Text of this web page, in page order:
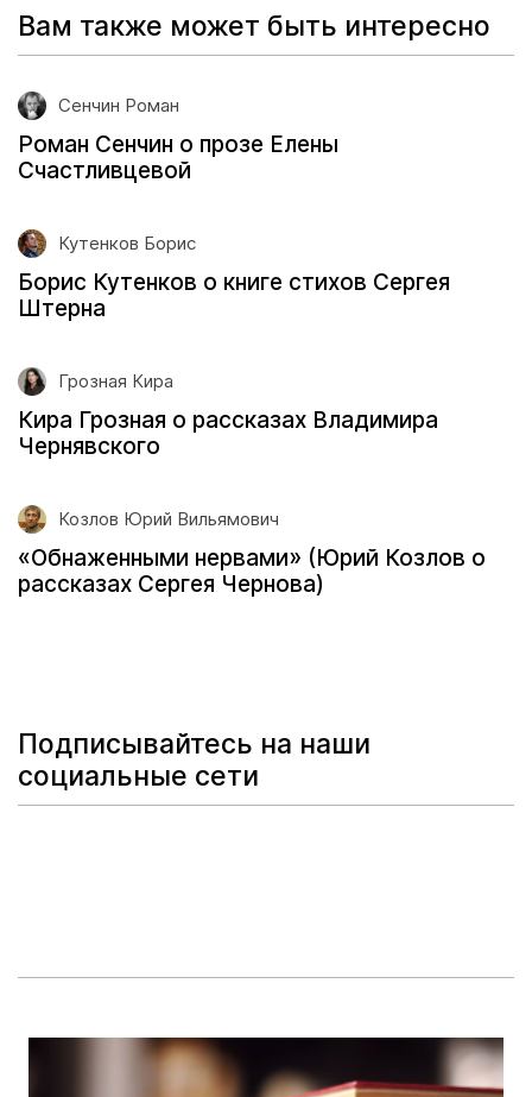
Вам также может быть интересно
Сенчин Роман
Роман Сенчин о прозе Елены
Счастливцевой
Кутенков Борис
Борис Кутенков о книге стихов Сергея
Штерна
Грозная Кира
Кира Грозная о рассказах Владимира
Чернявского
Козлов Юрий Вильямович
«Обнаженными нервами» (Юрий Козлов о
рассказах Сергея Чернова)
Подписывайтесь на наши
социальные сети